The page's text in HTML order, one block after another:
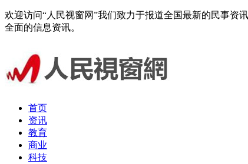
欢迎访问“人民视窗网”我们致力于报道全国最新的民事
全面的信息资讯。
首页
资讯
教育
商业
科技